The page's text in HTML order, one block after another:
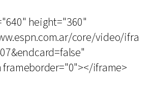
height="360"
core/video/ifra
iframe>